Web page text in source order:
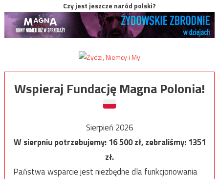
Czy jest jeszcze naród polski?
Wspieraj Fundację Magna Polonia!
Sierpień 2026
W sierpniu potrzebujemy:16 500zł, zebraliśmy:1351
zł.
Państwa wsparcie jest niezbędne dla funkcjonowania